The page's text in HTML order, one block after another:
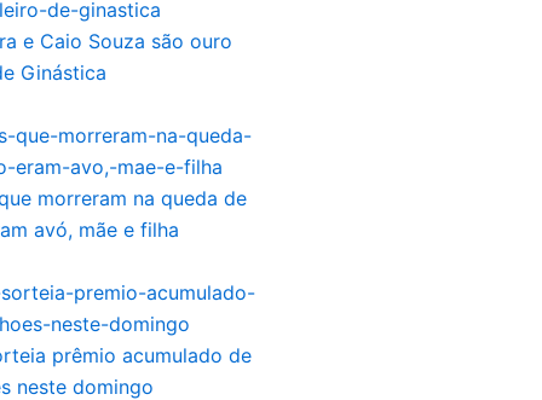
e Caio Souza são ouro
Ginástica
morreram na queda de
avó, mãe e filha
prêmio acumulado de
neste domingo